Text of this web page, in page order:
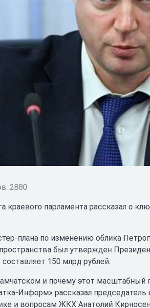
2880
краевого парламента рассказал о
плана по изменению облика
пространства был утвержден
150 млрд рублей.
и почему этот масштабный
Информ» рассказал председатель
и вопросам ЖКХ Анатолий